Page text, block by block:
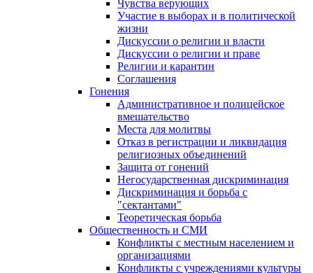
Чувства верующих
Участие в выборах и в политической
жизни
Дискуссии о религии и власти
Дискуссии о религии и праве
Религии и карантин
Соглашения
Гонения
Административное и полицейское
вмешательство
Места для молитвы
Отказ в регистрации и ликвидация
религиозных объединений
Защита от гонений
Негосударственная дискриминация
Дискриминация и борьба с
"сектантами"
Теоретическая борьба
Общественность и СМИ
Конфликты с местным населением и
организациями
Конфликты с учреждениями культуры